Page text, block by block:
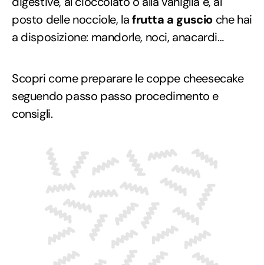
posto delle nocciole, lafrutta a guscio che hai
a disposizione: mandorle, noci, anacardi…
Scopri come preparare le coppe cheesecake
seguendo passo passo procedimento e
consigli.